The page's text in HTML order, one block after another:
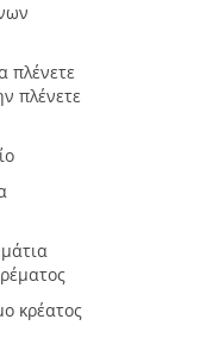
πλένετε
πλένετε
κρέατος